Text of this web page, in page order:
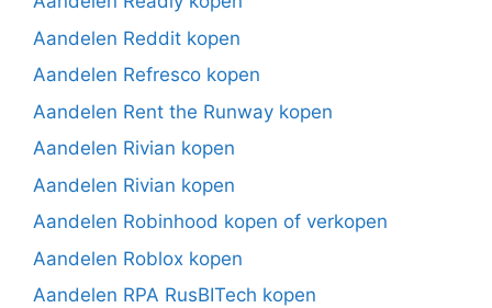
Aandelen Reddit kopen
Aandelen Refresco kopen
Aandelen Rent the Runway kopen
Aandelen Rivian kopen
Aandelen Rivian kopen
Aandelen Robinhood kopen of verkopen
Aandelen Roblox kopen
Aandelen RPA RusBITech kopen